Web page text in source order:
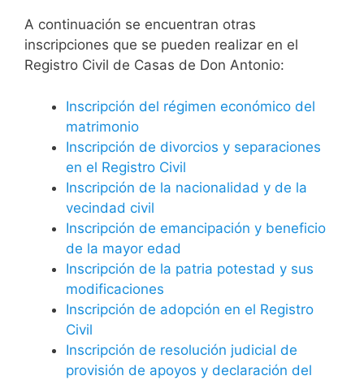
A continuación se encuentran otras
inscripciones que se pueden realizar en el
Registro Civil de Casas de Don Antonio:
Inscripción del régimen económico del
matrimonio
Inscripción de divorcios y separaciones
en el Registro Civil
Inscripción de la nacionalidad y de la
vecindad civil
Inscripción de emancipación y beneficio
de la mayor edad
Inscripción de la patria potestad y sus
modificaciones
Inscripción de adopción en el Registro
Civil
Inscripción de resolución judicial de
provisión de apoyos y declaración del